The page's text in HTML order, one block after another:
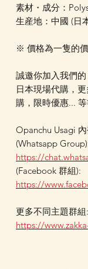
素材・成分：
生産地：中國 (日
※ 價格為一隻的
誠邀你加入我們
日本現場代購，
購，限時優惠...
Opanchu Usagi
(Whatsapp
https://
(Facebook 群組):
https://
更多不同主題群組:
https://